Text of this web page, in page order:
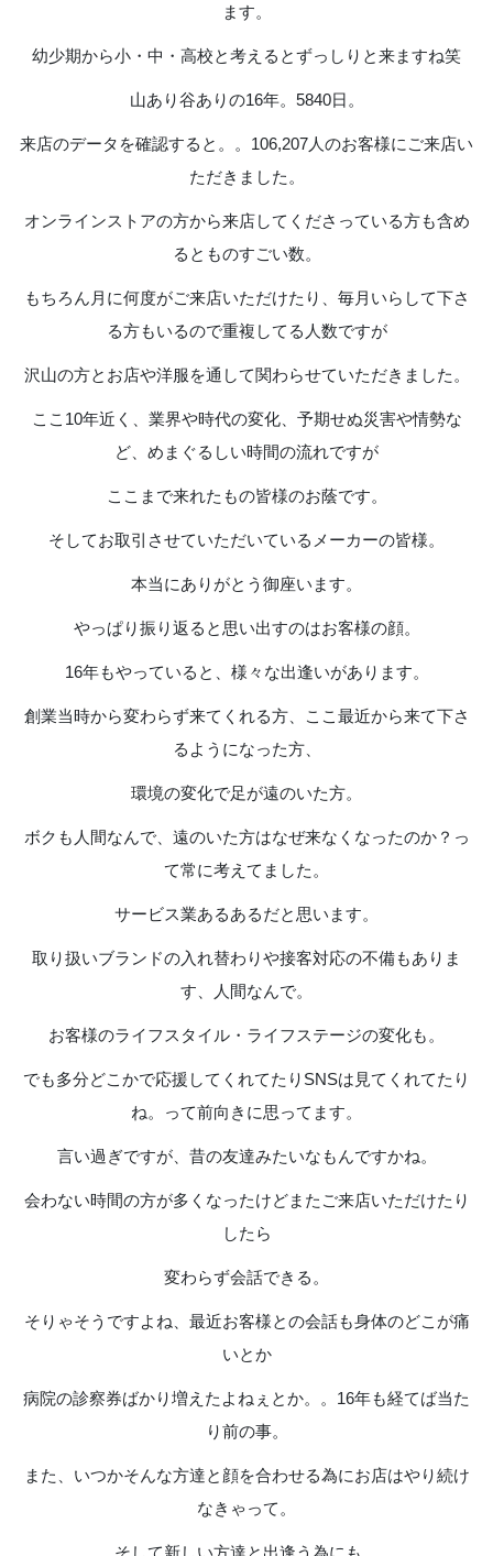
ます。
幼少期から小・中・高校と考えるとずっしりと来ますね笑
山あり谷ありの16年。5840日。
来店のデータを確認すると。。106,207人のお客様にご来店い
ただきました。
オンラインストアの方から来店してくださっている方も含め
るとものすごい数。
もちろん月に何度がご来店いただけたり、毎月いらして下さ
る方もいるので重複してる人数ですが
沢山の方とお店や洋服を通して関わらせていただきました。
ここ10年近く、業界や時代の変化、予期せぬ災害や情勢な
ど、めまぐるしい時間の流れですが
ここまで来れたもの皆様のお蔭です。
そしてお取引させていただいているメーカーの皆様。
本当にありがとう御座います。
やっぱり振り返ると思い出すのはお客様の顔。
16年もやっていると、様々な出逢いがあります。
創業当時から変わらず来てくれる方、ここ最近から来て下さ
るようになった方、
環境の変化で足が遠のいた方。
ボクも人間なんで、遠のいた方はなぜ来なくなったのか？っ
て常に考えてました。
サービス業あるあるだと思います。
取り扱いブランドの入れ替わりや接客対応の不備もありま
す、人間なんで。
お客様のライフスタイル・ライフステージの変化も。
でも多分どこかで応援してくれてたりSNSは見てくれてたり
ね。って前向きに思ってます。
言い過ぎですが、昔の友達みたいなもんですかね。
会わない時間の方が多くなったけどまたご来店いただけたり
したら
変わらず会話できる。
そりゃそうですよね、最近お客様との会話も身体のどこが痛
いとか
病院の診察券ばかり増えたよねぇとか。。16年も経てば当た
り前の事。
また、いつかそんな方達と顔を合わせる為にお店はやり続け
なきゃって。
そして新しい方達と出逢う為にも。